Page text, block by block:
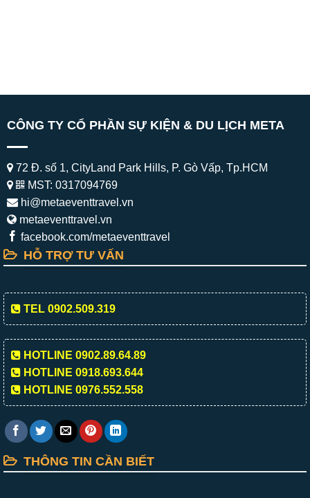
CÔNG TY CỔ PHẦN SỰ KIỆN & DU LỊCH META
72 Đ. số 1, CityLand Park Hills, P. Gò Vấp, Tp.HCM
MST: 0317094769
hi@metaeventtravel.vn
metaeventtravel.vn
facebook.com/metaeventtravel
HỖ TRỢ TƯ VẤN
TEL 0902.509.319
HOTLINE 0902.89.64.89
HOTLINE 0918.693.644
HOTLINE 0976.552.558
THÔNG TIN CẦN BIẾT